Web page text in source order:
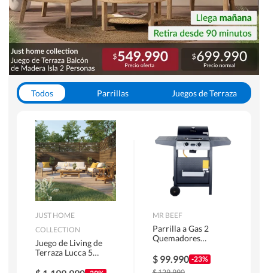
Todos Parrillas
Juegos de Terraza
JUST HOME
COLLECTION
Juego de Living de
Terraza Lucca 5
MR BEEF
Parrilla a Gas 2
Quemadores
$ 99.990 -23%